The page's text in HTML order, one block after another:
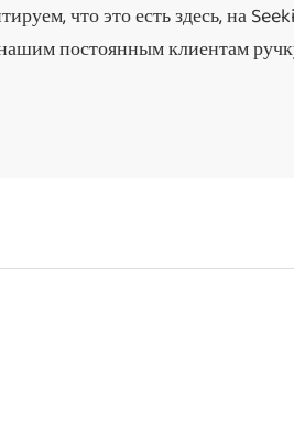
что это есть здесь, на
постоянным клиентам